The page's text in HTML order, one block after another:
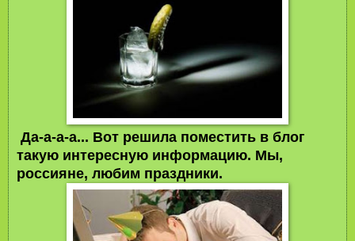
Да-а-а-а... Вот решила поместить в блог
такую интересную информацию. Мы,
россияне, любим праздники.